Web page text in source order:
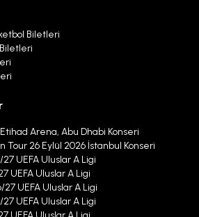
Biletleri
Arena, Abu Dhabi Konseri
Tour 26 Eylül 2026 İstanbul Konseri
UEFA Uluslar A Ligi
UEFA Uluslar A Ligi
UEFA Uluslar A Ligi
UEFA Uluslar A Ligi